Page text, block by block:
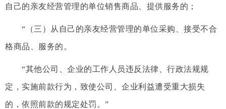
自己的亲友经营管理的单位销售商品、提供服务的；
“（三）从自己的亲友经营管理的单位采购、接受不合
格商品、服务的。
“其他公司、企业的工作人员违反法律、行政法规规
定，实施前款行为，致使公司、企业利益遭受重大损失
的，依照前款的规定处罚。”